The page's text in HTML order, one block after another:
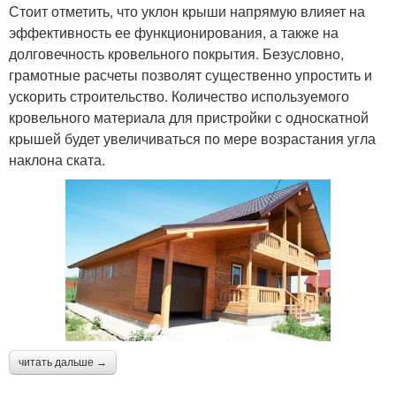
Стоит отметить, что уклон крыши напрямую влияет на
эффективность ее функционирования, а также на
долговечность кровельного покрытия. Безусловно,
грамотные расчеты позволят существенно упростить и
ускорить строительство. Количество используемого
кровельного материала для пристройки с односкатной
крышей будет увеличиваться по мере возрастания угла
наклона ската.
читать дальше →